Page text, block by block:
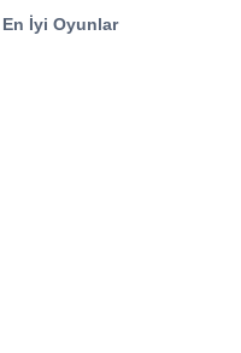
En İyi Oyunlar